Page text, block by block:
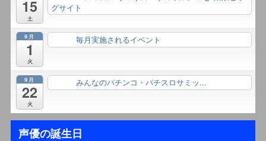
15
土
グサイト
9月
1
火
毎月実施されるイベント
9月
22
火
みんなのパチンコ・パチスロサミッ...
声優の誕生日